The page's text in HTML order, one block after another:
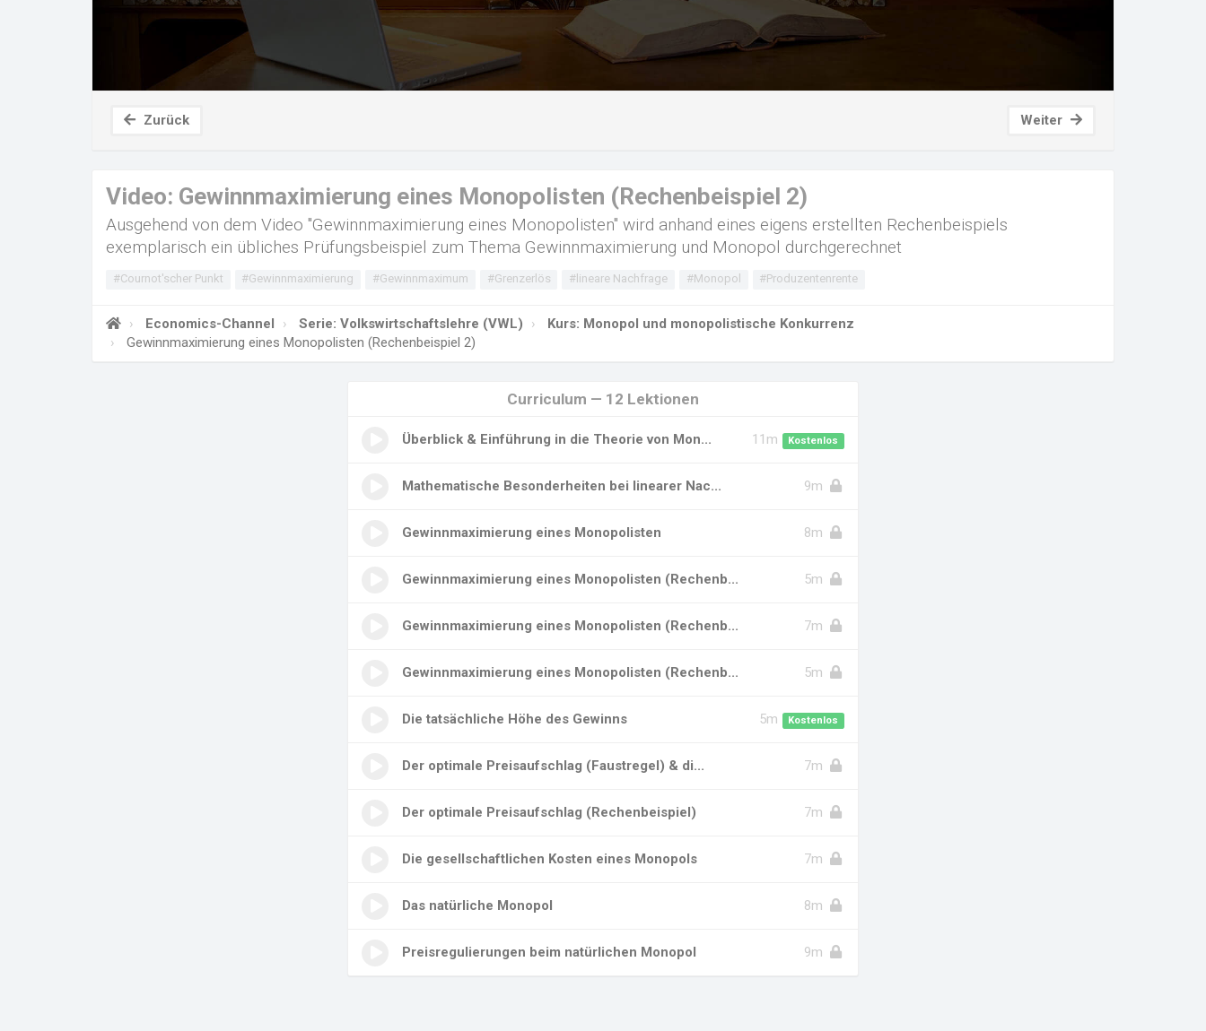
Zurück Weiter
Video: Gewinnmaximierung eines Monopolisten (Rechenbeispiel 2)
Ausgehend von dem Video "Gewinnmaximierung eines Monopolisten" wird anhand eines eigens erstellten Rechenbeispiels
exemplarisch ein übliches Prüfungsbeispiel zum Thema Gewinnmaximierung und Monopol durchgerechnet
#Cournot'scher Punkt #Gewinnmaximierung #Gewinnmaximum #Grenzerlös #lineare Nachfrage #Monopol #Produzentenrente
Economics-Channel Serie: Volkswirtschaftslehre (VWL)
Kurs: Monopol und monopolistische Konkurrenz
Gewinnmaximierung eines Monopolisten (Rechenbeispiel 2)
Curriculum — 12 Lektionen
Überblick & Einführung in die Theorie von Mon... Kostenlos
11m
Mathematische Besonderheiten bei linearer Nac... 9m
Gewinnmaximierung eines Monopolisten 8m
Gewinnmaximierung eines Monopolisten (Rechenb... 5m
Gewinnmaximierung eines Monopolisten (Rechenb... 7m
Gewinnmaximierung eines Monopolisten (Rechenb... 5m
Die tatsächliche Höhe des Gewinns Kostenlos
5m
Der optimale Preisaufschlag (Faustregel) & di... 7m
Der optimale Preisaufschlag (Rechenbeispiel) 7m
Die gesellschaftlichen Kosten eines Monopols 7m
Das natürliche Monopol 8m
Preisregulierungen beim natürlichen Monopol 9m